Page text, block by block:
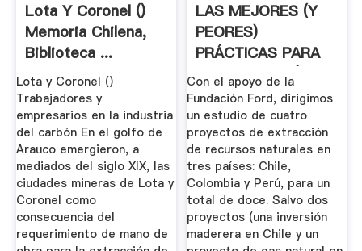
Lota Y Coronel ()
Memoria Chilena,
Biblioteca ...
Lota y Coronel ()
Trabajadores y
empresarios en la industria
del carbón En el golfo de
Arauco emergieron, a
mediados del siglo XIX, las
ciudades mineras de Lota y
Coronel como
consecuencia del
requerimiento de mano de
LAS MEJORES (Y
PEORES)
PRÁCTICAS PARA
LA EXTRACCIÓN .
Con el apoyo de la
Fundación Ford, dirigimos
un estudio de cuatro
proyectos de extracción
de recursos naturales en
tres países: Chile,
Colombia y Perú, para un
total de doce. Salvo dos
proyectos (una inversión
maderera en Chile y un